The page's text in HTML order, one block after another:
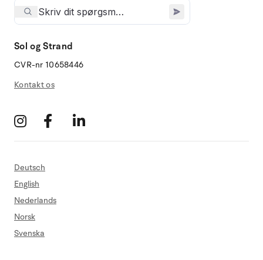
Sol og Strand
CVR-nr 10658446
Kontakt os
Deutsch
English
Nederlands
Norsk
Svenska